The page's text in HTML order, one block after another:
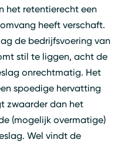
het retentierecht een
heeft verschaft.
de bedrijfsvoering van
stil te liggen, acht de
onrechtmatig. Het
spoedige hervatting
zwaarder dan het
(mogelijk overmatige)
Wel vindt de